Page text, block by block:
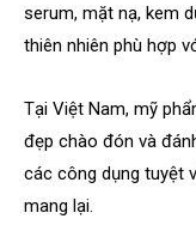
serum, mặt nạ, kem
thiên nhiên phù hợp
Tại Việt Nam, mỹ
đẹp chào đón và
các công dụng tuyệt
mang lại.